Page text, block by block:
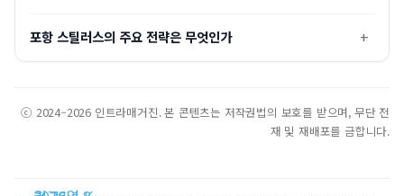
포항 스틸러스의 주요 전략은 무엇인가
ⓒ 2024–2026 인트라매거진. 본 콘텐츠는 저작권법의 보호를 받으며, 무단 전
재 및 재배포를 금합니다.